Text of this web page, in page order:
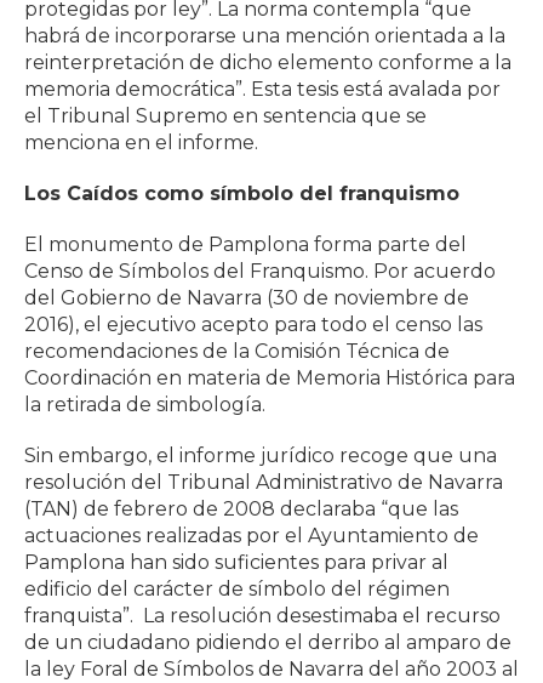
protegidas por ley”. La norma contempla “que
habrá de incorporarse una mención orientada a la
reinterpretación de dicho elemento conforme a la
memoria democrática”. Esta tesis está avalada por
el Tribunal Supremo en sentencia que se
menciona en el informe.
Los Caídos como símbolo del franquismo
El monumento de Pamplona forma parte del
Censo de Símbolos del Franquismo. Por acuerdo
del Gobierno de Navarra (30 de noviembre de
2016), el ejecutivo acepto para todo el censo las
recomendaciones de la Comisión Técnica de
Coordinación en materia de Memoria Histórica para
la retirada de simbología.
Sin embargo, el informe jurídico recoge que una
resolución del Tribunal Administrativo de Navarra
(TAN) de febrero de 2008 declaraba “que las
actuaciones realizadas por el Ayuntamiento de
Pamplona han sido suficientes para privar al
edificio del carácter de símbolo del régimen
franquista”. La resolución desestimaba el recurso
de un ciudadano pidiendo el derribo al amparo de
la ley Foral de Símbolos de Navarra del año 2003 al